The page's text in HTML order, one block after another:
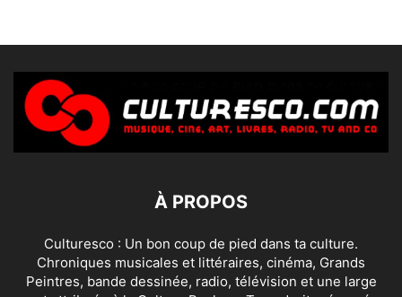
À PROPOS
Culturesco : Un bon coup de pied dans ta culture.
Chroniques musicales et littéraires, cinéma, Grands
Peintres, bande dessinée, radio, télévision et une large